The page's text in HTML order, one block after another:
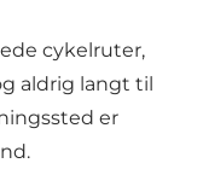
cykelruter,
aldrig langt til
er